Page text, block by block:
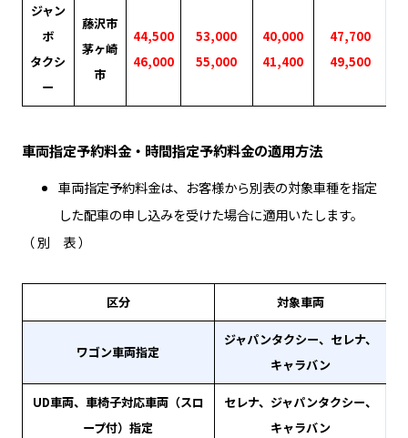
ジャン
ボ
タクシ
ー
藤沢市
茅ヶ崎
市
44,500
46,000
53,000
55,000
40,000
41,400
47,700
49,500
車両指定予約料金・時間指定予約料金の適用方法
車両指定予約料金は、お客様から別表の対象車種を指定
した配車の申し込みを受けた場合に適用いたします。
（ 別 表 ）
区分 対象車両
ワゴン車両指定
ジャパンタクシー、セレナ、
キャラバン
UD車両、車椅子対応車両（スロ
ープ付）指定
セレナ、ジャパンタクシー、
キャラバン